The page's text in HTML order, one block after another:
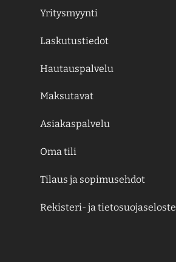
Yritysmyynti
Laskutustiedot
Hautauspalvelu
Maksutavat
Asiakaspalvelu
Oma tili
Tilaus ja sopimusehdot
Rekisteri- ja tietosuojaseloste